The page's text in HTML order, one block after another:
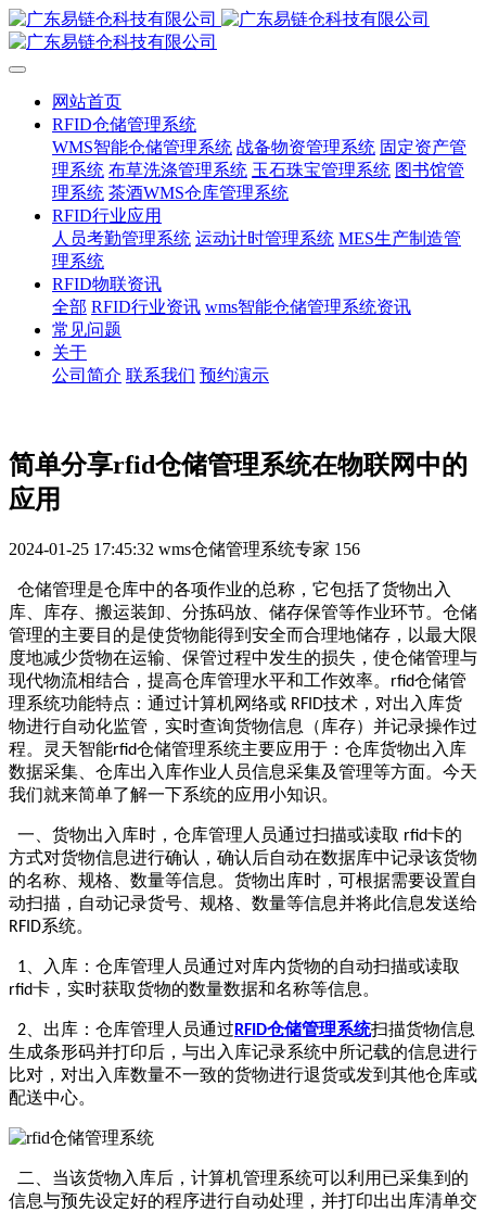
网站首页
RFID仓储管理系统
WMS智能仓储管理系统 战备物资管理系统 固定资产管
理系统 布草洗涤管理系统 玉石珠宝管理系统 图书馆管
理系统 茶酒WMS仓库管理系统
RFID行业应用
人员考勤管理系统 运动计时管理系统 MES生产制造管
理系统
RFID物联资讯
全部 RFID行业资讯 wms智能仓储管理系统资讯
常见问题
关于
公司简介 联系我们 预约演示
简单分享rfid仓储管理系统在物联网中的
应用
2024-01-25 17:45:32 wms仓储管理系统专家 156
仓储管理是仓库中的各项作业的总称，它包括了货物出入
库、库存、搬运装卸、分拣码放、储存保管等作业环节。仓储
管理的主要目的是使货物能得到安全而合理地储存，以最大限
度地减少货物在运输、保管过程中发生的损失，使仓储管理与
现代物流相结合，提高仓库管理水平和工作效率。 rfid仓储管
理系统功能特点：通过计算机网络或 RFID技术，对出入库货
物进行自动化监管，实时查询货物信息（库存）并记录操作过
程。灵天智能rfid仓储管理系统主要应用于：仓库货物出入库
数据采集、仓库出入库作业人员信息采集及管理等方面。今天
我们就来简单了解一下系统的应用小知识。
一、货物出入库时，仓库管理人员通过扫描或读取 rfid卡的
方式对货物信息进行确认，确认后自动在数据库中记录该货物
的名称、规格、数量等信息。货物出库时，可根据需要设置自
动扫描，自动记录货号、规格、数量等信息并将此信息发送给
RFID系统。
1 、入库：仓库管理人员通过对库内货物的自动扫描或读取
rfid卡，实时获取货物的数量数据和名称等信息。
2 、出库：仓库管理人员通过 RFID仓储管理系统扫描货物信息
生成条形码并打印后，与出入库记录系统中所记载的信息进行
比对，对出入库数量不一致的货物进行退货或发到其他仓库或
配送中心。
二、当该货物入库后，计算机管理系统可以利用已采集到的
信息与预先设定好的程序进行自动处理，并打印出出库清单交